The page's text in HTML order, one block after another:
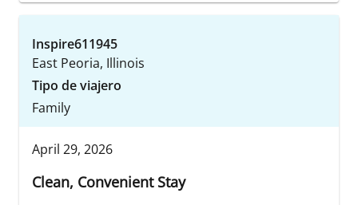
Inspire611945
East Peoria, Illinois
Tipo de viajero
Family
April 29, 2026
Clean, Convenient Stay